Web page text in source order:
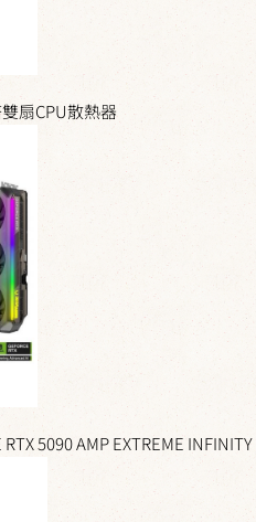
扇CPU散熱器
5090 AMP EXTREME INFINITY